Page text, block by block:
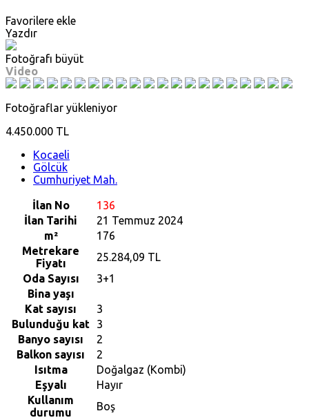
Favorilere ekle
Yazdır
Fotoğrafı büyüt
Video
Fotoğraflar yükleniyor
4.450.000 TL
Kocaeli
Gölcük
Cumhuriyet Mah.
İlan No
136
İlan Tarihi
21 Temmuz 2024
m²
176
Metrekare
Fiyatı
25.284,09 TL
Oda Sayısı
3+1
Bina yaşı
Kat sayısı
3
Bulunduğu kat
3
Banyo sayısı
2
Balkon sayısı
2
Isıtma
Doğalgaz (Kombi)
Eşyalı
Hayır
Kullanım
durumu
Boş